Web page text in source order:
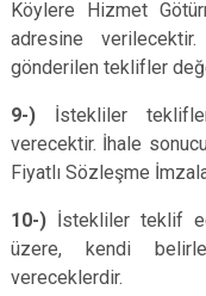
Köylere Hizmet
adresine
gönderilen teklifler
9-) İstekliler
verecektir. İhale
Fiyatlı Sözleşme
10-) İstekliler teklif
üzere, kendi
vereceklerdir.